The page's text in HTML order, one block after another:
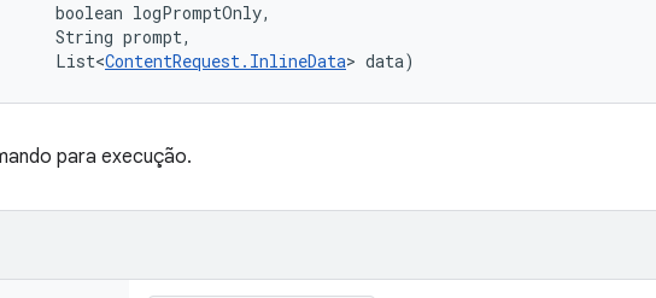
boolean logPromptOnly,
String prompt,
List<
ContentRequest.InlineData> data)
para execução.